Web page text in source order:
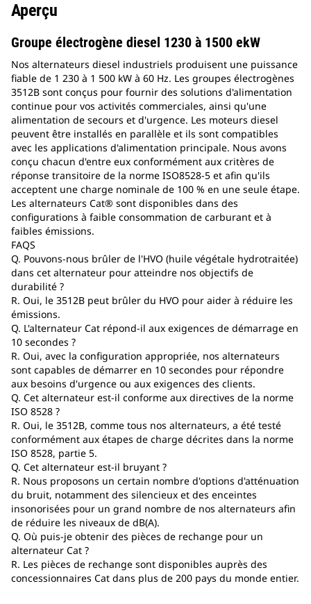
Aperçu
Groupe électrogène diesel 1230 à 1500 ekW
Nos alternateurs diesel industriels produisent une puissance
fiable de 1 230 à 1 500 kW à 60 Hz. Les groupes électrogènes
3512B sont conçus pour fournir des solutions d'alimentation
continue pour vos activités commerciales, ainsi qu'une
alimentation de secours et d'urgence. Les moteurs diesel
peuvent être installés en parallèle et ils sont compatibles
avec les applications d'alimentation principale. Nous avons
conçu chacun d'entre eux conformément aux critères de
réponse transitoire de la norme ISO8528-5 et afin qu'ils
acceptent une charge nominale de 100 % en une seule étape.
Les alternateurs Cat® sont disponibles dans des
configurations à faible consommation de carburant et à
faibles émissions.
FAQS
Q. Pouvons-nous brûler de l'HVO (huile végétale hydrotraitée)
dans cet alternateur pour atteindre nos objectifs de
durabilité ?
R. Oui, le 3512B peut brûler du HVO pour aider à réduire les
émissions.
Q. L'alternateur Cat répond-il aux exigences de démarrage en
10 secondes ?
R. Oui, avec la configuration appropriée, nos alternateurs
sont capables de démarrer en 10 secondes pour répondre
aux besoins d'urgence ou aux exigences des clients.
Q. Cet alternateur est-il conforme aux directives de la norme
ISO 8528 ?
R. Oui, le 3512B, comme tous nos alternateurs, a été testé
conformément aux étapes de charge décrites dans la norme
ISO 8528, partie 5.
Q. Cet alternateur est-il bruyant ?
R. Nous proposons un certain nombre d'options d'atténuation
du bruit, notamment des silencieux et des enceintes
insonorisées pour un grand nombre de nos alternateurs afin
de réduire les niveaux de dB(A).
Q. Où puis-je obtenir des pièces de rechange pour un
alternateur Cat ?
R. Les pièces de rechange sont disponibles auprès des
concessionnaires Cat dans plus de 200 pays du monde entier.